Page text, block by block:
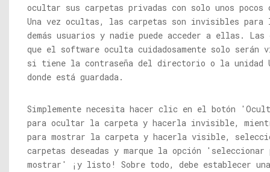
ocultar sus carpetas privadas con solo unos
Una vez ocultas, las carpetas son invisibles para
demás usuarios y nadie puede acceder a ellas. Las
que el software oculta cuidadosamente solo serán
si tiene la contraseña del directorio o la unidad
donde está guardada.
Simplemente necesita hacer clic en el botón
para ocultar la carpeta y hacerla invisible,
para mostrar la carpeta y hacerla visible,
carpetas deseadas y marque la opción 'seleccionar
mostrar' ¡y listo! Sobre todo, debe establecer una